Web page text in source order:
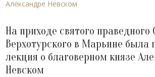
На приходе святого
Верхотурского в Марьине была
лекция о благоверном князе
Невском